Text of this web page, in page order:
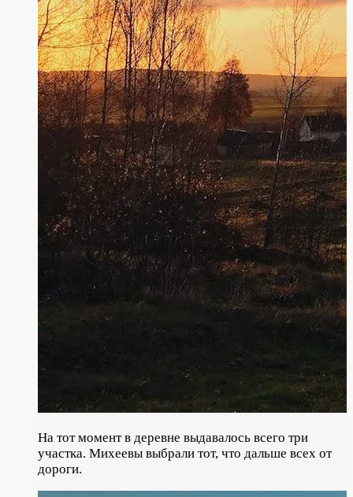
На тот момент в деревне выдавалось всего три
участка. Михеевы выбрали тот, что дальше всех от
дороги.